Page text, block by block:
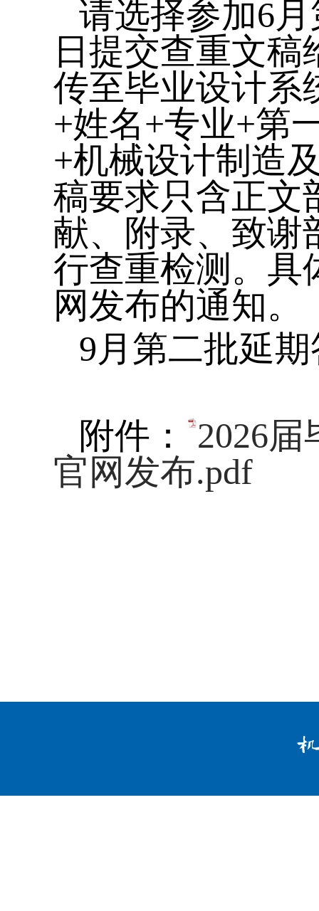
请选择参加6
日提交查重文
传至毕业设计系
+姓名+专业+第
+机械设计制造
稿要求只含正文
献、附录、致谢
行查重检测。具
网发布的通知。
9月第二批延
附件：
2026
官网发布.pdf